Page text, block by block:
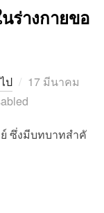
นร่างกายขอ
ป
Posted
on
17 มีนาคม
ซึ่งมีบทบาทสำคั
ศจรรย์เกี่ยวกับเลือด ในร่าง